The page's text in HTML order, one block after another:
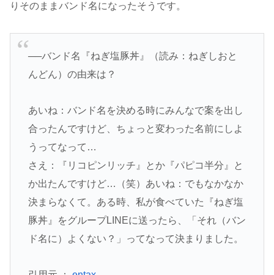
りそのままバンド名になったそうです。
──バンド名『ねぎ塩豚丼』（読み：ねぎしおと
んどん）の由来は？
あいね：バンド名を決める時にみんなで案を出し
合ったんですけど、ちょっと変わった名前にしよ
うってなって…
さえ：『リコピンリッチ』とか『パピコ半分』と
か出たんですけど…（笑）あいね：でもなかなか
決まらなくて。ある時、私が食べていた『ねぎ塩
豚丼』をグループLINEに送ったら、「それ（バン
ド名に）よくない？」ってなって決まりました。